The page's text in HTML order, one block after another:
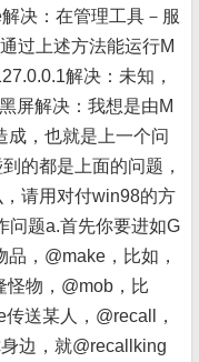
决：在管理工具－服
过上述方法能运行M
解决：未知，
屏解决：我想是由M
成，也就是上一个问
的都是上面的问题，
请用对付win98的方
问题a.首先你要进如G
，@make，比如，
怪物，@mob，比
送某人，@recall，
边，就@recallking